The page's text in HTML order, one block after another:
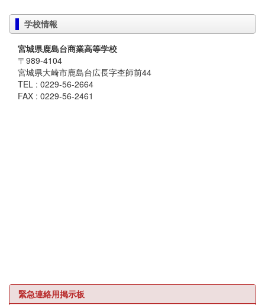
学校情報
宮城県鹿島台商業高等学校
〒989-4104
宮城県大崎市鹿島台広長字杢師前44
TEL : 0229-56-2664
FAX : 0229-56-2461
緊急連絡用掲示板